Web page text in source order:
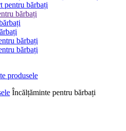
pentru bărbați
bărbați
bărbați
bărbați
Încălțăminte pentru bărbați